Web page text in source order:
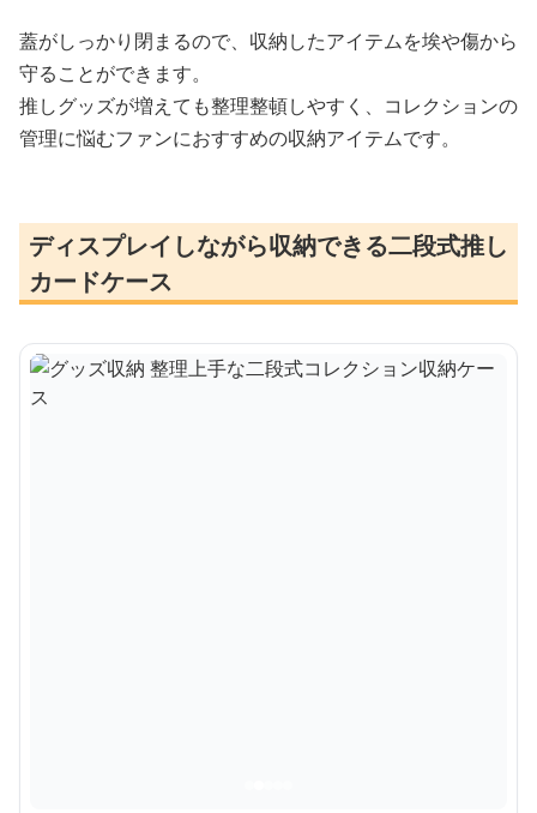
蓋がしっかり閉まるので、収納したアイテムを埃や傷から
守ることができます。
推しグッズが増えても整理整頓しやすく、コレクションの
管理に悩むファンにおすすめの収納アイテムです。
ディスプレイしながら収納できる二段式推し
カードケース